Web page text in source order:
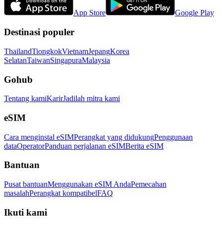
App Store Google Play
Destinasi populer
ThailandTiongkokVietnamJepangKorea
SelatanTaiwanSingapuraMalaysia
Gohub
Tentang kamiKarirJadilah mitra kami
eSIM
Cara menginstal eSIMPerangkat yang didukungPenggunaan
dataOperatorPanduan perjalanan eSIMBerita eSIM
Bantuan
Pusat bantuanMenggunakan eSIM AndaPemecahan
masalahPerangkat kompatibelFAQ
Ikuti kami